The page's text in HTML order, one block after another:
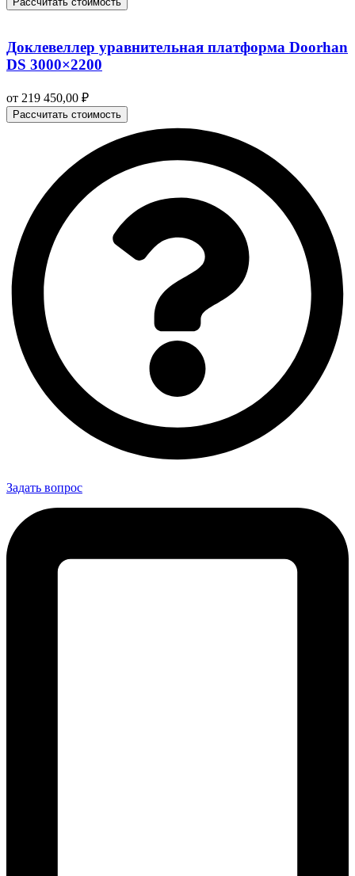
Доклевеллер уравнительная платформа Doorhan
DS 3000×2200
от 219 450,00 ₽
Рассчитать стоимость
Задать вопрос